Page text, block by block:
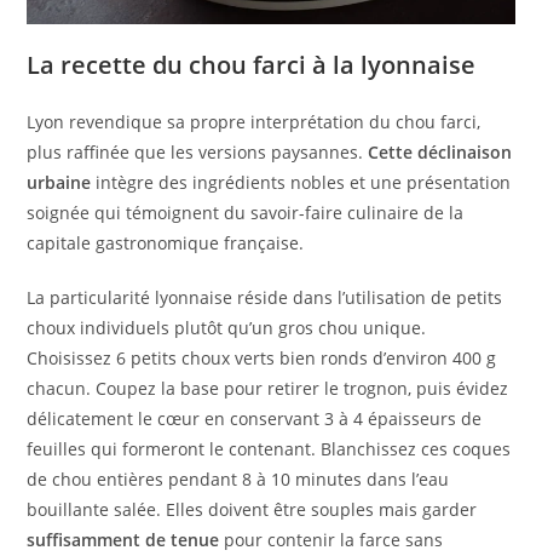
La recette du chou farci à la lyonnaise
Lyon revendique sa propre interprétation du chou farci,
plus raffinée que les versions paysannes.Cette déclinaison
urbaine intègre des ingrédients nobles et une présentation
soignée qui témoignent du savoir-faire culinaire de la
capitale gastronomique française.
La particularité lyonnaise réside dans l’utilisation de petits
choux individuels plutôt qu’un gros chou unique.
Choisissez 6 petits choux verts bien ronds d’environ 400 g
chacun. Coupez la base pour retirer le trognon, puis évidez
délicatement le cœur en conservant 3 à 4 épaisseurs de
feuilles qui formeront le contenant. Blanchissez ces coques
de chou entières pendant 8 à 10 minutes dans l’eau
bouillante salée. Elles doivent être souples mais garder
suffisamment de tenue pour contenir la farce sans